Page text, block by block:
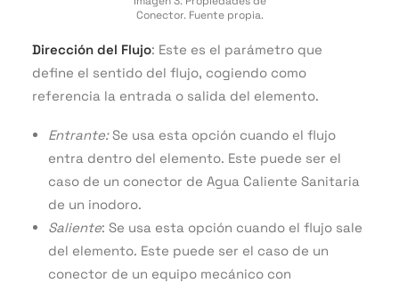
Conector. Fuente propia.
Dirección del Flujo: Este es el parámetro que
define el sentido del flujo, cogiendo como
referencia la entrada o salida del elemento.
Entrante:Se usa esta opción cuando el flujo
entra dentro del elemento. Este puede ser el
caso de un conector de Agua Caliente Sanitaria
de un inodoro.
Saliente: Se usa esta opción cuando el flujo sale
del elemento. Este puede ser el caso de un
conector de un equipo mecánico con